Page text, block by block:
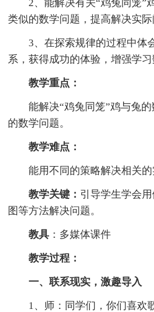
2、能解决有关“鸡兔同笼”
类似的数学问题，提高解决实际
3、在探索规律的过程中体
系，获得成功的体验，增强学习
教学重点：
能解决“鸡兔同笼”鸡与兔
的数学问题。
教学难点：
能用不同的策略解决相关的
教学关键： 引导学生学会
图等方法解决问题。
教具 ：多媒体课件
教学过程：
一、联系现实，激趣导入
1、师：同学们，你们喜欢